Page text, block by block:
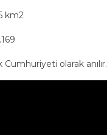
km2
Cumhuriyeti olarak anılır.